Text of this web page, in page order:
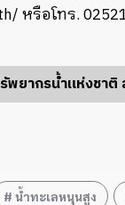
หรือโทร.
พยากรน้ำแห่งชา
น้ำทะเลหนุนสูง